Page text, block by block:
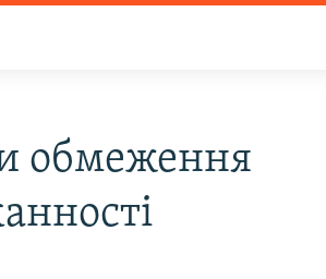
обмеження